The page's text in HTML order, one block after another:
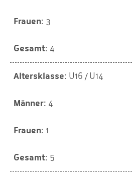
3
4
U16 / U14
4
1
5